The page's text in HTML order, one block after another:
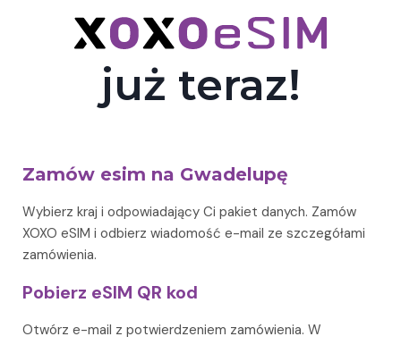
już teraz!
Zamów esim na Gwadelupę
Wybierz kraj i odpowiadający Ci pakiet danych. Zamów
XOXO eSIM i odbierz wiadomość e-mail ze szczegółami
zamówienia.
Pobierz eSIM QR kod
Otwórz e-mail z potwierdzeniem zamówienia. W